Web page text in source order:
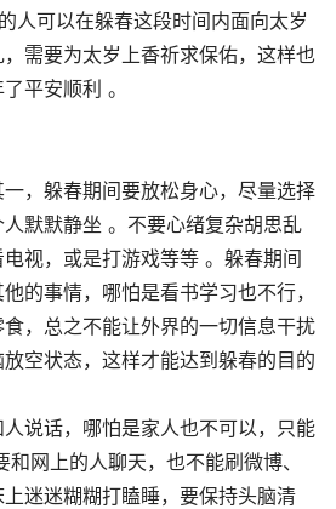
人可以在躲春这段时间内面向太岁
需要为太岁上香祈求保佑，这样也
平安顺利 。
，躲春期间要放松身心，尽量选择
默默静坐 。不要心绪复杂胡思乱
视，或是打游戏等等 。躲春期间
的事情，哪怕是看书学习也不行，
，总之不能让外界的一切信息干扰
空状态，这样才能达到躲春的目的
说话，哪怕是家人也不可以，只能
网上的人聊天，也不能刷微博、
迷迷糊糊打瞌睡，要保持头脑清